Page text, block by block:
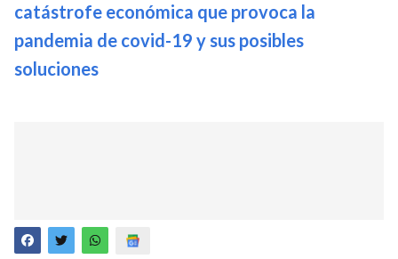
catástrofe económica que provoca la
pandemia de covid-19 y sus posibles
soluciones